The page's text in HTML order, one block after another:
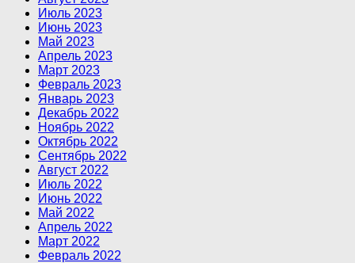
Июль 2023
Июнь 2023
Май 2023
Апрель 2023
Март 2023
Февраль 2023
Январь 2023
Декабрь 2022
Ноябрь 2022
Октябрь 2022
Сентябрь 2022
Август 2022
Июль 2022
Июнь 2022
Май 2022
Апрель 2022
Март 2022
Февраль 2022